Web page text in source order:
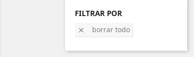
FILTRAR POR
 borrar todo